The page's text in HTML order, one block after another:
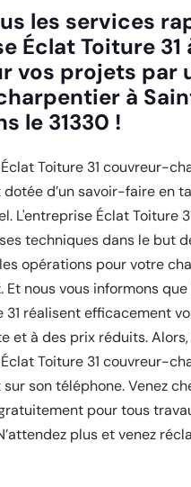
les services
Éclat Toiture 31
vos projets par
à
le 31330 !
Toiture 31 couvreur-
dotée d’un savoir-faire en
L'entreprise Éclat Toiture
techniques dans le but
opérations pour votre
Et nous vous informons
31 réalisent efficacement
et à des prix réduits.
Toiture 31 couvreur-
son téléphone. Venez
pour tous
plus et venez